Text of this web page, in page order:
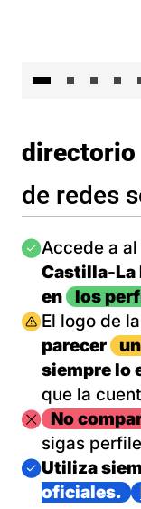
directorio
de redes
Imagen
Accede a
Castilla-La
en
los
Imagen
El logo de
parecer
siempre lo
que la
Imagen
No
sigas
Imagen
Utiliza
oficiales.